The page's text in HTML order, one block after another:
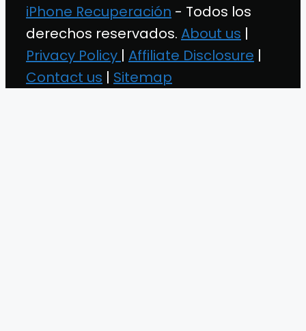
iPhone Recuperación - Todos los
derechos reservados. About us |
Privacy Policy | Affiliate Disclosure |
Contact us | Sitemap